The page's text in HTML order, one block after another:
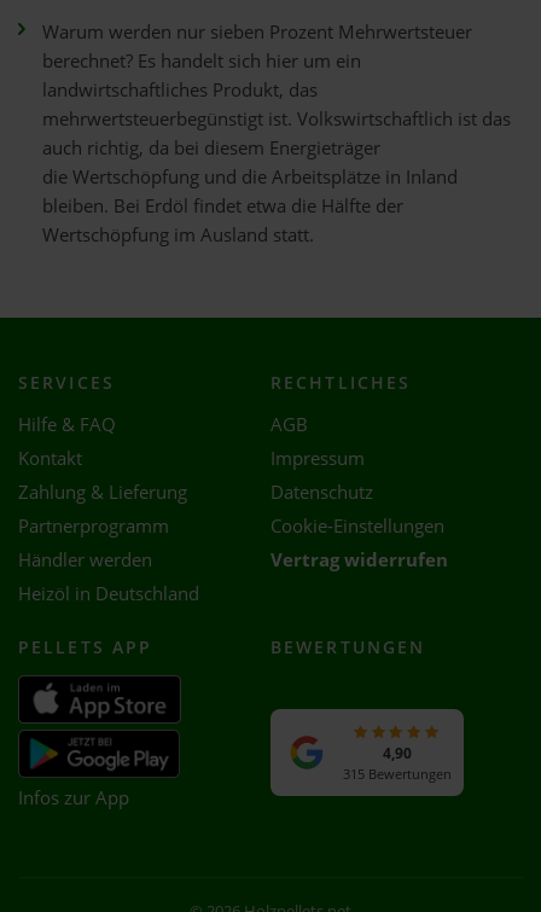
Warum werden nur sieben Prozent Mehrwertsteuer
berechnet? Es handelt sich hier um ein
landwirtschaftliches Produkt, das
mehrwertsteuerbegünstigt ist. Volkswirtschaftlich ist das
auch richtig, da bei diesem Energieträger
die Wertschöpfung und die Arbeitsplätze in Inland
bleiben. Bei Erdöl findet etwa die Hälfte der
Wertschöpfung im Ausland statt.
SERVICES
Hilfe & FAQ
Kontakt
Zahlung & Lieferung
Partnerprogramm
Händler werden
Heizöl in Deutschland
RECHTLICHES
AGB
Impressum
Datenschutz
Cookie-Einstellungen
Vertrag widerrufen
PELLETS APP
Infos zur App
BEWERTUNGEN
4,90
315 Bewertungen